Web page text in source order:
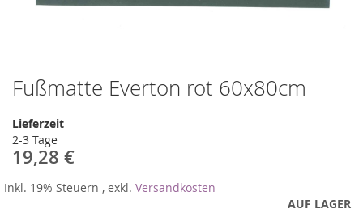
Fußmatte Everton rot 60x80cm
Lieferzeit
2-3 Tage
19,28 €
Inkl. 19% Steuern , exkl. Versandkosten
AUF LAGER
Zum
Anfang
der
Bildergalerie
springen